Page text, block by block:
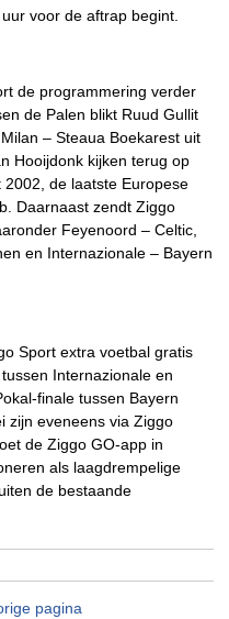
voor de aftrap begint.
de programmering verder
de Palen blikt Ruud Gullit
– Steaua Boekarest uit
Hooijdonk kijken terug op
de laatste Europese
Daarnaast zendt Ziggo
Feyenoord – Celtic,
en Internazionale – Bayern
Sport extra voetbal gratis
Internazionale en
finale tussen Bayern
zijn eveneens via Ziggo
de Ziggo GO-app in
als laagdrempelige
de bestaande
pagina